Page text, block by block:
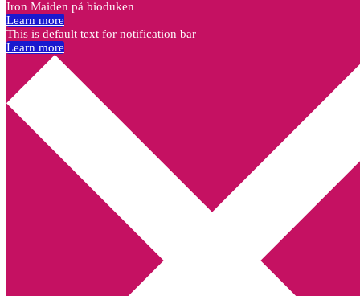
Iron Maiden på bioduken
Learn more
This is default text for notification bar
Learn more